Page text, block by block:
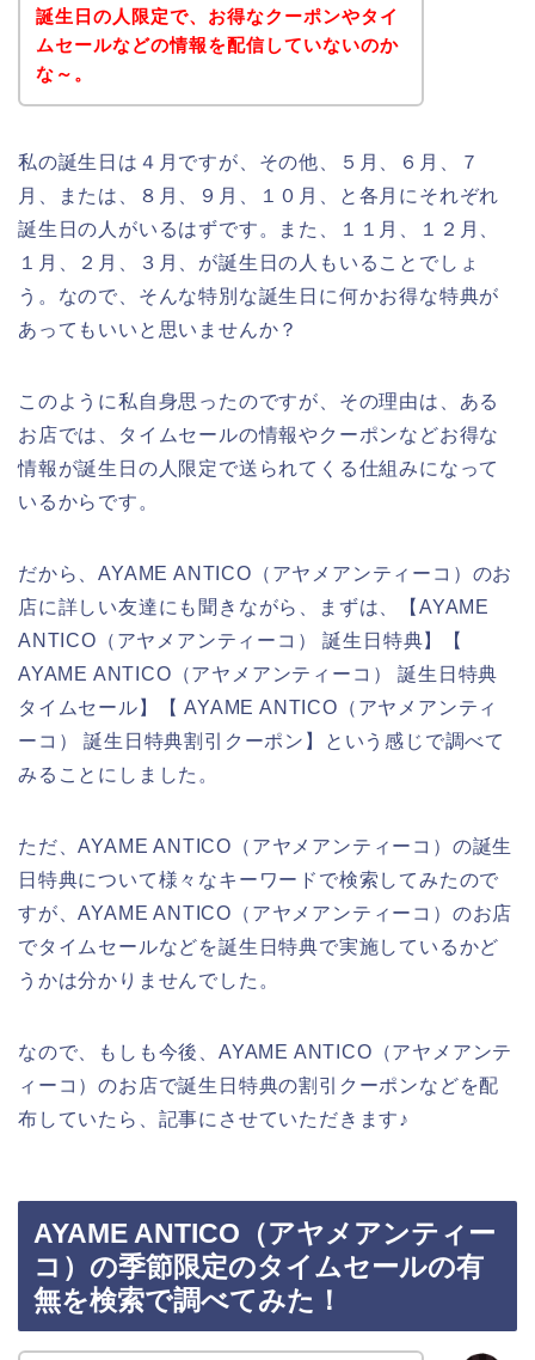
誕生日の人限定で、お得なクーポンやタイ
ムセールなどの情報を配信していないのか
な～。
私の誕生日は４月ですが、その他、５月、６月、７
月、または、８月、９月、１０月、と各月にそれぞれ
誕生日の人がいるはずです。また、１１月、１２月、
１月、２月、３月、が誕生日の人もいることでしょ
う。なので、そんな特別な誕生日に何かお得な特典が
あってもいいと思いませんか？
このように私自身思ったのですが、その理由は、ある
お店では、タイムセールの情報やクーポンなどお得な
情報が誕生日の人限定で送られてくる仕組みになって
いるからです。
だから、AYAME ANTICO（アヤメアンティーコ）のお
店に詳しい友達にも聞きながら、まずは、【AYAME
ANTICO（アヤメアンティーコ） 誕生日特典】【
AYAME ANTICO（アヤメアンティーコ） 誕生日特典
タイムセール】【 AYAME ANTICO（アヤメアンティ
ーコ） 誕生日特典割引クーポン】という感じで調べて
みることにしました。
ただ、AYAME ANTICO（アヤメアンティーコ）の誕生
日特典について様々なキーワードで検索してみたので
すが、AYAME ANTICO（アヤメアンティーコ）のお店
でタイムセールなどを誕生日特典で実施しているかど
うかは分かりませんでした。
なので、もしも今後、AYAME ANTICO（アヤメアンテ
ィーコ）のお店で誕生日特典の割引クーポンなどを配
布していたら、記事にさせていただきます♪
AYAME ANTICO（アヤメアンティー
コ）の季節限定のタイムセールの有
無を検索で調べてみた！